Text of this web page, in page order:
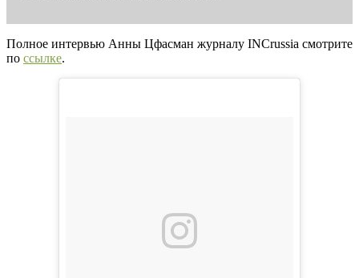
Полное интервью Анны Цфасман журналу INCrussia смотрите
по ссылке.